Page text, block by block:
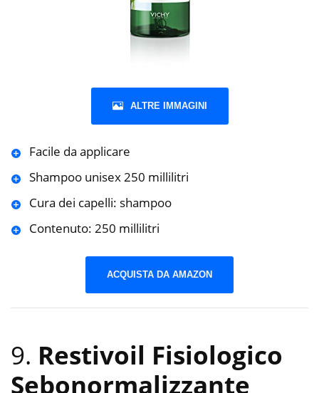
ALTRE IMMAGINI
Facile da applicare
Shampoo unisex 250 millilitri
Cura dei capelli: shampoo
Contenuto: 250 millilitri
ACQUISTA DA AMAZON
9. Restivoil Fisiologico
Sebonormalizzante